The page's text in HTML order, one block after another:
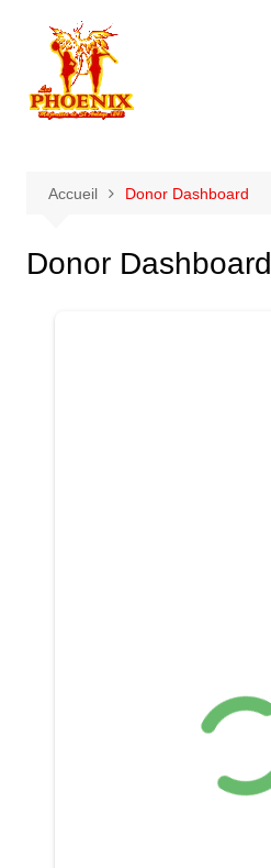
contenu
Accueil Donor Dashboard
Donor Dashboard